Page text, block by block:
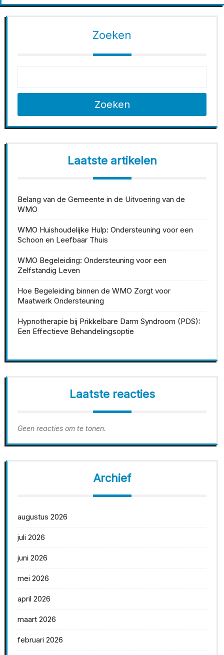
Zoeken
Zoeken
Laatste artikelen
Belang van de Gemeente in de Uitvoering van de
WMO
WMO Huishoudelijke Hulp: Ondersteuning voor een
Schoon en Leefbaar Thuis
WMO Begeleiding: Ondersteuning voor een
Zelfstandig Leven
Hoe Begeleiding binnen de WMO Zorgt voor
Maatwerk Ondersteuning
Hypnotherapie bij Prikkelbare Darm Syndroom (PDS):
Een Effectieve Behandelingsoptie
Laatste reacties
Geen reacties om te tonen.
Archief
augustus 2026
juli 2026
juni 2026
mei 2026
april 2026
maart 2026
februari 2026